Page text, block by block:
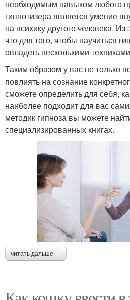
необходимым навыком любого
гипнотизера является умение
на психику другого человека. Из
что для того, чтобы научиться
овладеть несколькими
Таким образом у вас не только
повлиять на сознание
сможете определить для себя,
наиболее подходит для вас
методик гипноза вы можете
специализированных книгах.
читать дальше →